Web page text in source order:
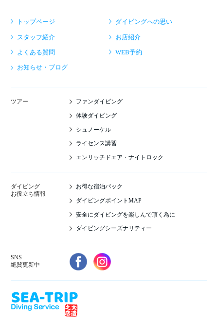
トップページ ダイビングへの思い
スタッフ紹介 お店紹介
よくある質問 WEB予約
お知らせ・ブログ
ツアー ファンダイビング
体験ダイビング
シュノーケル
ライセンス講習
エンリッチドエア・ナイトロック
ダイビング
お役立ち情報
お得な宿泊パック
ダイビングポイントMAP
安全にダイビングを楽しんで頂く為に
ダイビングシーズナリティー
SNS
絶賛更新中